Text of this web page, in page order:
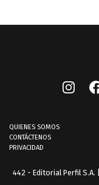
QUIENES SOMOS
CONTÁCTENOS
PRIVACIDAD
442 - Editorial Perfil S.A.